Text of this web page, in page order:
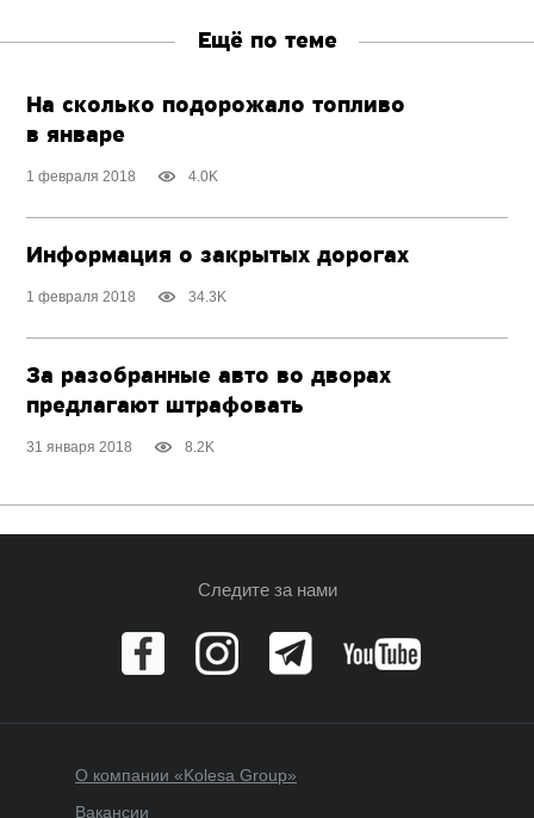
Ещё по теме
На сколько подорожало топливо
в январе
1 февраля 2018 4.0K
Информация о закрытых дорогах
1 февраля 2018 34.3K
За разобранные авто во дворах
предлагают штрафовать
31 января 2018 8.2K
Следите за нами
О компании «Kolesa Group»
Вакансии